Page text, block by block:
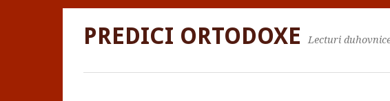
PREDICI ORTODOXE Lecturi